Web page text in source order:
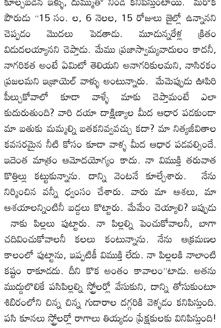
పౌరుడు “15 సం. ల, 6 నెలల, 15 రోజులు జైల్లో ఉన్నానని
చెప్పడం మొదలు పెడతాడు. మూడున్నరేళ్ల క్రితం
విడుదలయ్యానని చెప్తాడు. మేము ప్రజాస్వామ్యవాదులం కాదనీ,
నాగరికత అంటే ఏమిటో తెలియని అనాగరికులమని, నాసిరకం
ప్రజలమని ఇజ్రాయెల్ వాళ్ళు అంటున్నారు. మేమెప్పుడు ఊపిరి
పీల్చుకోవాలో కూడా వాళ్ళే మాకు చెప్తామంటే ఎలా
కుదురుతుంది? వారి దయా దాక్షిణ్యాల మీద ఆధార పడకుండా
మా బతుకు మమ్మల్ని బతకనివ్వవచ్చు కదా? మా నిత్యజీవితాల
కవసరమైన నీటి కోసం కూడా వాళ్ళ మీద ఆధార పడవల్సిందే.
ఇదెంత మాత్రం ఆమోదయోగ్యం కాదు. నా విముక్తి తరువాత
కొత్తిల్లు కట్టుకున్నాను. దాన్ని వెంటనే కూల్చేశారు. నేను
నిర్మించిన వన్నీ ధ్వంసం చేశారు. వారు మా ఆశలు, మా
ఆశయాలన్నింటినీ బద్దలు కొట్టారు. మేమేం చెయ్యాలి? ఇప్పుడు
నాకు పిల్లలు పుట్టారు. నా పిల్లల్ని పెంచుకోవాలనీ, బాగా
చదివించుకోవాలనీ కలలు కంటున్నాను. నేను ఆక్రమణల
కాలంలో పుట్టాను, ఇప్పటికీ విముక్తి లేదు. నా పిల్లలకి నాలాంటి
కష్టం రాకూడదు. దీని కొక అంతం కావాలం”టాడు. అతను
ముద్దులొలికే పసిపిల్లల్ని స్ట్రోలర్లో వేసుకుని, దాన్ని తోసుకుంటూ
శిబిరంలోని చిన్న చిన్న గుడారాల దగ్గరికి వెళ్ళడం కనిపిస్తుంది.
పసి కూనలు స్ట్రోలర్లో రాగాలు తియ్యడం ప్రేక్షకులకు వినిపిస్తుంది!